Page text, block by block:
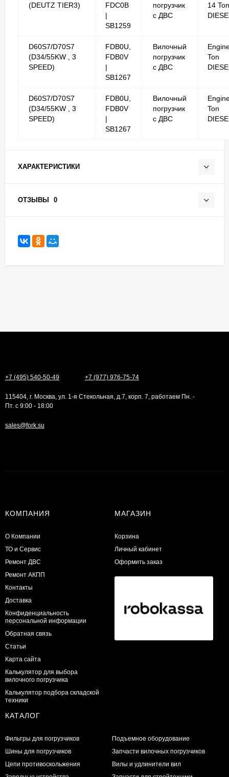
(DEUTZ TIER3)
FDC0B
|
SB1259
погрузчик
с ДВС
14 Ton
D60S7/D70S7
(D34/55KW , 3
SPEED)
FDB0U,
FDB0V
|
SB1267
Вилочный
погрузчик
с ДВС
Ton
D60S7/D70S7
(D34/55KW , 3
SPEED)
FDB0U,
FDB0V
|
SB1267
Вилочный
погрузчик
с ДВС
Ton
ХАРАКТЕРИСТИКИ
ОТЗЫВЫ 0
+7 (495) 540-50-49 +7 (977) 976-75-74
115404, г. Москва, ул. 1-я Стекольная, д.7, корп. 7, работаем Пн. -
Пт. с 9:00 - 18:00
sales@fork.su
КОМПАНИЯ
О Компании
ТО и Сервис
​Ремонт ДВС
Ремонт АКПП
Контакты
Доставка
Конфиденциальность
персональной информации
Обратная связь
Статьи
Карта сайта
Калькулятор для выбора
вилочного погрузчика
Калькулятор подбора складской
техники
МАГАЗИН
Корзина
Личный кабинет
Оформить заказ
КАТАЛОГ
Фильтры для погрузчиков
Шины для погрузчиков
Цепи противоскольжения
Подъемное оборудование
Запчасти вилочных погрузчиков
Вилы и удлинители вил